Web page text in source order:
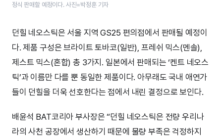
정식 판매할 예정이다. 사진=박정훈 기자
던힐 네오스틱은 서울 지역 GS25 편의점에서 판매될 예정이
다. 제품 구성은 브라이트 토바코(일반), 프레쉬 믹스(멘솔),
제스트 믹스(혼합) 총 3가지. 일본에서 판매되는 ‘켄트 네오스
틱’과 이름만 다를 뿐 동일한 제품이다. 아무래도 국내 애연가
들이 던힐을 더욱 선호한다는 점에서 내린 결정으로 보인다.
배윤석 BAT코리아 부사장은 “던힐 네오스틱은 전량 우리나
라의 사천 공장에서 생산하기 때문에 물량 부족은 걱정하지